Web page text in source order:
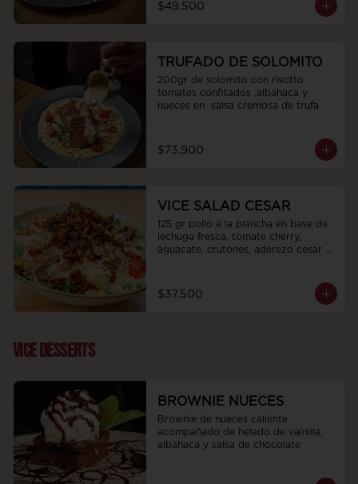
$49.500
TRUFADO DE SOLOMITO
200gr de solomito con risotto
tomates confitados ,albahaca y
nueces en  salsa cremosa de trufa
$73.900
VICE SALAD CESAR
125 gr pollo a la plancha en base de
lechuga fresca, tomate cherry,
aguacate, crutones, aderezo cesar
$37.500
VICE DESSERTS
BROWNIE NUECES
Brownie de nueces caliente
acompañado de helado de vainilla,
albahaca y salsa de chocolate